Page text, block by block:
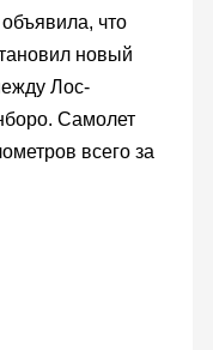
что
новый
Лос-
Самолет
всего за